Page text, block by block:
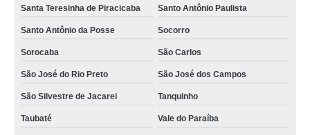
Santa Teresinha de Piracicaba Santo Antônio Paulista
Santo Antônio da Posse Socorro
Sorocaba São Carlos
São José do Rio Preto São José dos Campos
São Silvestre de Jacarei Tanquinho
Taubaté Vale do Paraíba